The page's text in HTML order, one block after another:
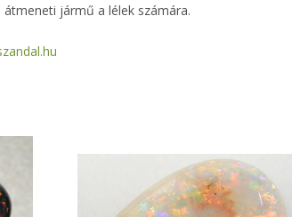
jármű a lélek számára.